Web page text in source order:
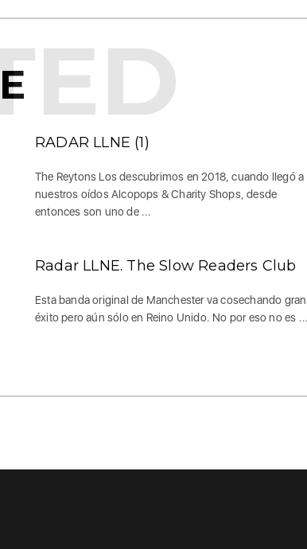
RADAR LLNE (1)
The Reytons Los descubrimos en 2018, cuando llegó a
nuestros oídos Alcopops & Charity Shops, desde
entonces son uno de ...
Radar LLNE. The Slow Readers Club
Esta banda original de Manchester va cosechando gran
éxito pero aún sólo en Reino Unido. No por eso no es ...